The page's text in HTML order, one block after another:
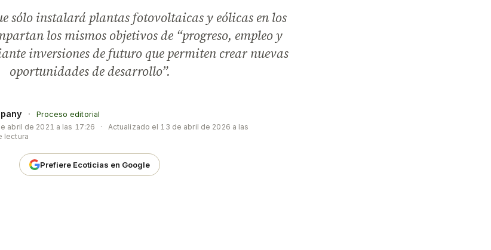
sólo instalará plantas fotovoltaicas y eólicas en los
los mismos objetivos de “progreso, empleo y
inversiones de futuro que permiten crear nuevas
oportunidades de desarrollo”.
·
Proceso editorial
abril de 2021 a las 17:26 · Actualizado el 13 de abril de 2026 a las
lectura
Prefiere Ecoticias en Google